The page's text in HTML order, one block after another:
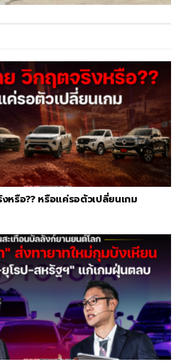
หรือ?? หรือแค่รอตัวเปลี่ยนเกม